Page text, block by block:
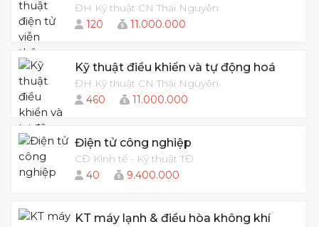
ĐH Kỹ thuật CN Thái Nguyên
120
11.000.000
Kỹ thuật điều khiển và tự động hoá
ĐH Kỹ thuật CN Thái Nguyên
460
11.000.000
Điện tử công nghiệp
CĐ Kinh tế - Kỹ thuật TĐ
40
9.400.000
KT máy lạnh & điều hòa không khí